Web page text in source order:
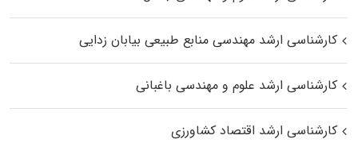
کارشناسی ارشد مهندسی منابع طبیعی بیابان زدایی
کارشناسی ارشد علوم و مهندسی باغبانی
کارشناسی ارشد اقتصاد کشاورزی